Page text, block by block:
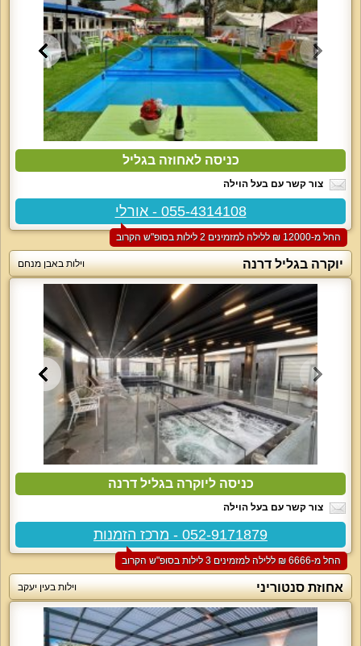
כניסה לאחוזה בגליל
צור קשר עם בעל הוילה
055-4314108 - אורלי
החל מ-‏12000 ₪ ללילה למזמינים 2 לילות בסופ"ש הקרוב
יוקרה בגליל דרנה וילות באבן מנחם
כניסה ליוקרה בגליל דרנה
צור קשר עם בעל הוילה
052-9171879 - מרכז הזמנות
החל מ-‏6666 ₪ ללילה למזמינים 3 לילות בסופ"ש הקרוב
אחוזת סנטוריני וילות בעין יעקב